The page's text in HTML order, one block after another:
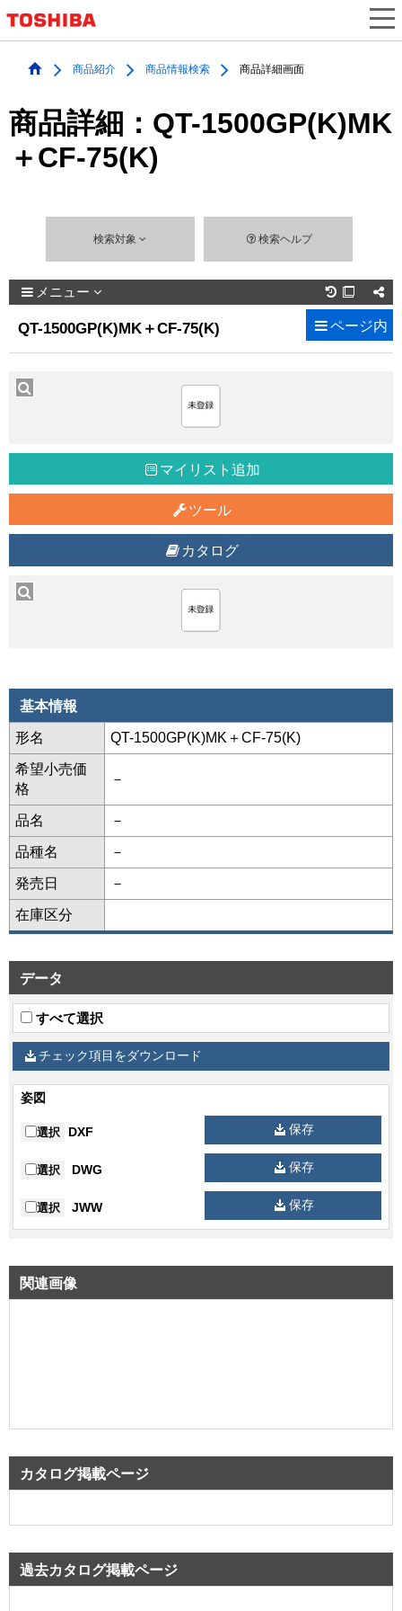
商品紹介 商品情報検索 商品詳細画面
商品詳細：QT-1500GP(K)MK
＋CF-75(K)
検索対象 検索ヘルプ
メニュー 
QT-1500GP(K)MK＋CF-75(K) ページ内
マイリスト追加
ツール
カタログ
基本情報
形名 QT-1500GP(K)MK＋CF-75(K)
希望小売価
格
－
品名 －
品種名 －
発売日 －
在庫区分
データ
すべて選択
チェック項目をダウンロード
姿図
選択 DXF 保存
選択 DWG 保存
選択 JWW 保存
関連画像
カタログ掲載ページ
過去カタログ掲載ページ